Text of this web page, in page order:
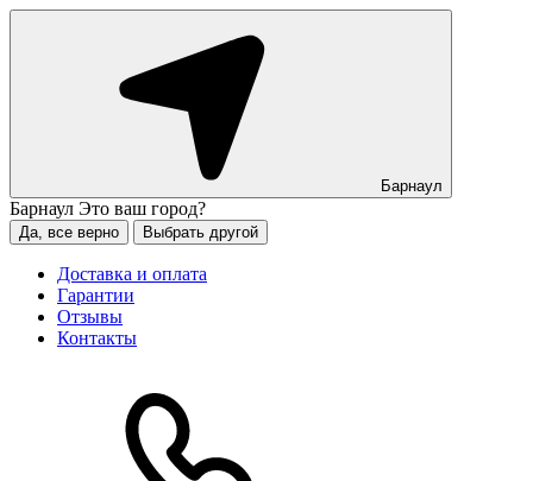
Барнаул
Барнаул Это ваш город?
Да, все верно Выбрать другой
Доставка и оплата
Гарантии
Отзывы
Контакты